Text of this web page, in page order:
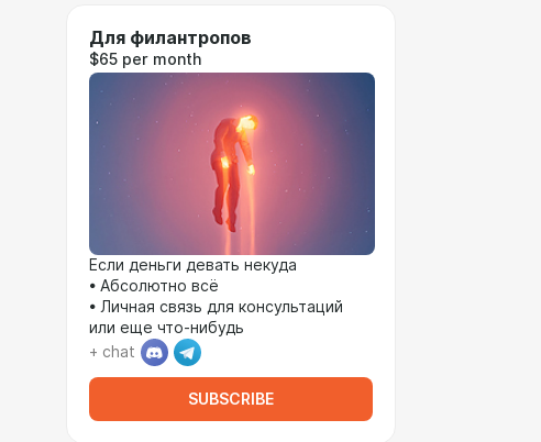
Для филантропов
$65 per month
Если деньги девать некуда
• Абсолютно всё
• Личная связь для консультаций
или еще что-нибудь
+ chat
SUBSCRIBE